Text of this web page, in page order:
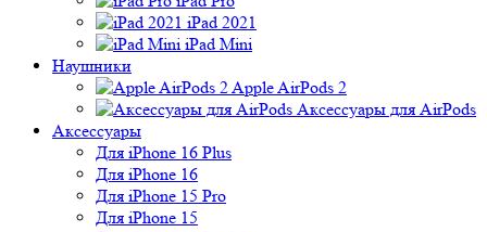
iPad 2021
iPad Mini
Наушники
Apple AirPods 2
Аксессуары для AirPods
Аксессуары
Для iPhone 16 Plus
Для iPhone 16
Для iPhone 15 Pro
Для iPhone 15